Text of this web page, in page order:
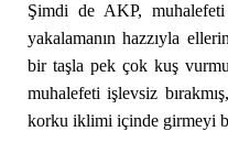
Şimdi de AKP, muhalefeti
yakalamanın hazzıyla
bir taşla pek çok kuş
muhalefeti işlevsiz
korku iklimi içinde girmeyi